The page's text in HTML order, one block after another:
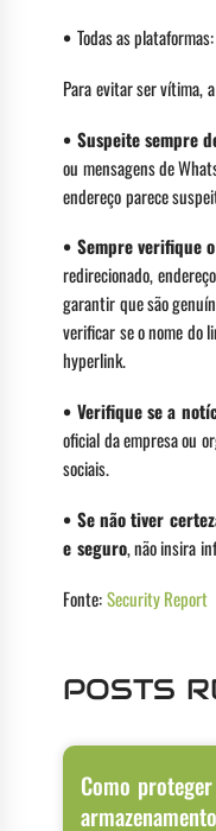
• Todas as
Para evitar ser vítima,
• Suspeite sempre
ou mensagens de
endereço parece
• Sempre verifique
redirecionado,
garantir que são
verificar se o nome do
hyperlink.
• Verifique se a
oficial da empresa ou
sociais.
• Se não tiver
e seguro, não insira
Fonte:Security Report
POSTS
Como